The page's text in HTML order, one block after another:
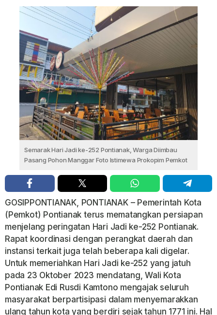
Semarak Hari Jadi ke-252 Pontianak, Warga Diimbau
Pasang Pohon Manggar Foto Istimewa Prokopim Pemkot
GOSIPPONTIANAK, PONTIANAK – Pemerintah Kota
(Pemkot) Pontianak terus mematangkan persiapan
menjelang peringatan Hari Jadi ke-252 Pontianak.
Rapat koordinasi dengan perangkat daerah dan
instansi terkait juga telah beberapa kali digelar.
Untuk memeriahkan Hari Jadi ke-252 yang jatuh
pada 23 Oktober 2023 mendatang, Wali Kota
Pontianak Edi Rusdi Kamtono mengajak seluruh
masyarakat berpartisipasi dalam menyemarakkan
ulang tahun kota yang berdiri sejak tahun 1771 ini. Hal